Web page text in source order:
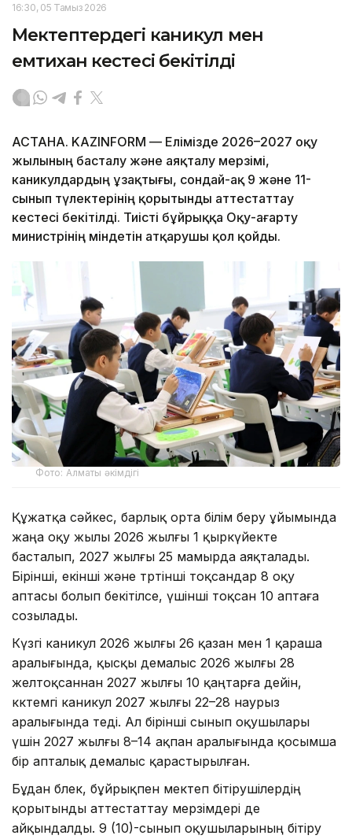
16:30, 05 Тамыз 2026
Мектептердегі каникул мен
емтихан кестесі бекітілді
АСТАНА. KAZINFORM — Елімізде 2026–2027 оқу
жылының басталу және аяқталу мерзімі,
каникулдардың ұзақтығы, сондай-ақ 9 және 11-
сынып түлектерінің қорытынды аттестаттау
кестесі бекітілді. Тиісті бұйрыққа Оқу-ағарту
министрінің міндетін атқарушы қол қойды.
Фото: Алматы әкімдігі
Құжатқа сәйкес, барлық орта білім беру ұйымында
жаңа оқу жылы 2026 жылғы 1 қыркүйекте
басталып, 2027 жылғы 25 мамырда аяқталады.
Бірінші, екінші және төртінші тоқсандар 8 оқу
аптасы болып бекітілсе, үшінші тоқсан 10 аптаға
созылады.
Күзгі каникул 2026 жылғы 26 қазан мен 1 қараша
аралығында, қысқы демалыс 2026 жылғы 28
желтоқсаннан 2027 жылғы 10 қаңтарға дейін,
көктемгі каникул 2027 жылғы 22–28 наурыз
аралығында өтеді. Ал бірінші сынып оқушылары
үшін 2027 жылғы 8–14 ақпан аралығында қосымша
бір апталық демалыс қарастырылған.
Бұдан бөлек, бұйрықпен мектеп бітірушілердің
қорытынды аттестаттау мерзімдері де
айқындалды. 9 (10)-сынып оқушыларының бітіру